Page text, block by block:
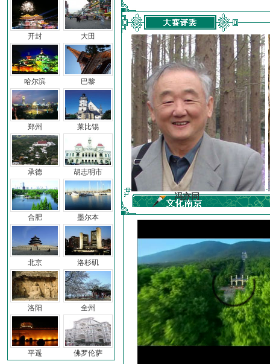
开封
哈尔滨
郑州
承德
合肥
北京
洛阳
平遥
大田
巴黎
莱比锡
胡志明市
墨尔本
洛杉矶
全州
佛罗伦萨
子 冯亦同